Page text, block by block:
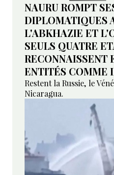
NAURU ROMPT
DIPLOMATIQUES
L'ABKHAZIE ET
SEULS QUATRE
RECONNAISSENT
ENTITÉS COMME
Restent la Russie, le
Nicaragua.